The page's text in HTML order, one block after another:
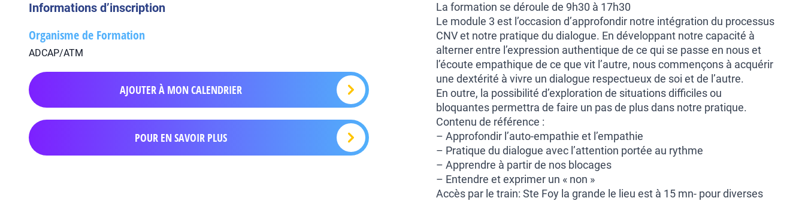
Informations d’inscription
Organisme de Formation
ADCAP/ATM
AJOUTER À MON CALENDRIER
POUR EN SAVOIR PLUS
La formation se déroule de 9h30 à 17h30
Le module 3 est l’occasion d’approfondir notre intégration du processus
CNV et notre pratique du dialogue. En développant notre capacité à
alterner entre l’expression authentique de ce qui se passe en nous et
l’écoute empathique de ce que vit l’autre, nous commençons à acquérir
une dextérité à vivre un dialogue respectueux de soi et de l’autre.
En outre, la possibilité d’exploration de situations difficiles ou
bloquantes permettra de faire un pas de plus dans notre pratique.
Contenu de référence :
– Approfondir l’auto-empathie et l’empathie
– Pratique du dialogue avec l’attention portée au rythme
– Apprendre à partir de nos blocages
– Entendre et exprimer un « non »
Accès par le train: Ste Foy la grande le lieu est à 15 mn- pour diverses